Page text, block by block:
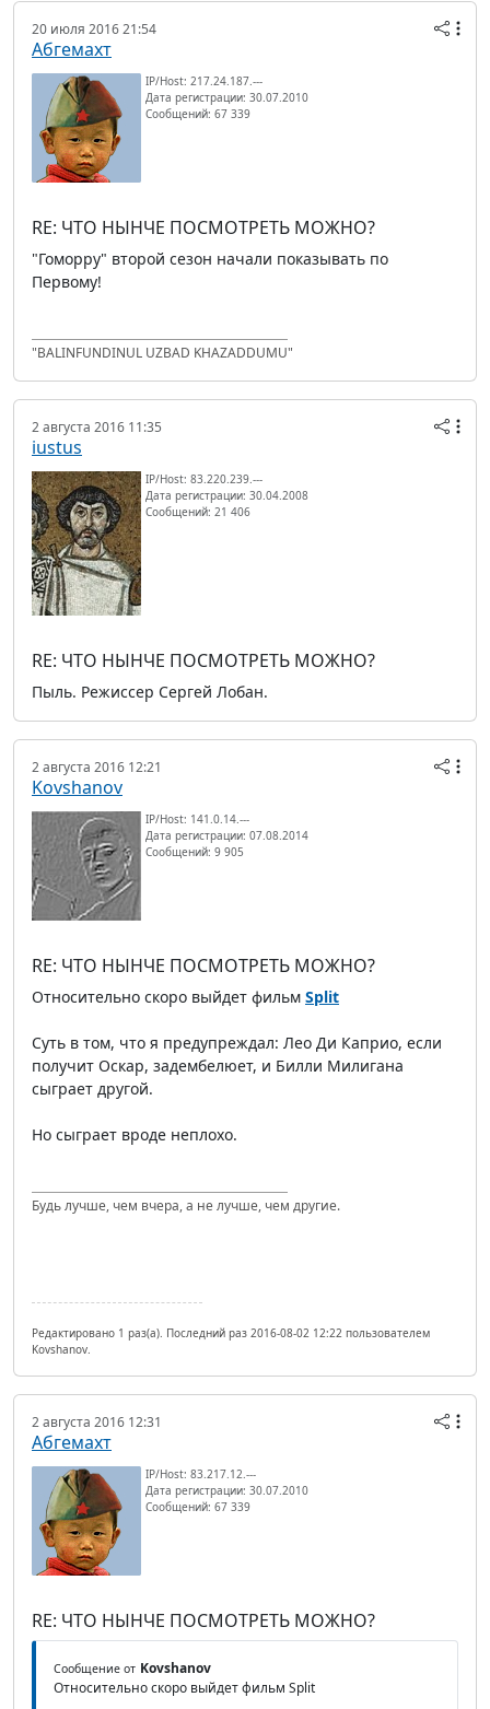
20 июля 2016 21:54
Абгемахт
IP/Host: 217.24.187.---
Дата регистрации: 30.07.2010
Сообщений: 67 339
RE: ЧТО НЫНЧЕ ПОСМОТРЕТЬ МОЖНО?
"Гоморру" второй сезон начали показывать по
Первому!
"BALINFUNDINUL UZBAD KHAZADDUMU"
2 августа 2016 11:35
iustus
IP/Host: 83.220.239.---
Дата регистрации: 30.04.2008
Сообщений: 21 406
RE: ЧТО НЫНЧЕ ПОСМОТРЕТЬ МОЖНО?
Пыль. Режиссер Сергей Лобан.
2 августа 2016 12:21
Kovshanov
IP/Host: 141.0.14.---
Дата регистрации: 07.08.2014
Сообщений: 9 905
RE: ЧТО НЫНЧЕ ПОСМОТРЕТЬ МОЖНО?
Относительно скоро выйдет фильм Split
Суть в том, что я предупреждал: Лео Ди Каприо, если
получит Оскар, задембелюет, и Билли Милигана
сыграет другой.
Но сыграет вроде неплохо.
Будь лучше, чем вчера, а не лучше, чем другие.
Редактировано 1 раз(а). Последний раз 2016-08-02 12:22 пользователем
Kovshanov.
2 августа 2016 12:31
Абгемахт
IP/Host: 83.217.12.---
Дата регистрации: 30.07.2010
Сообщений: 67 339
RE: ЧТО НЫНЧЕ ПОСМОТРЕТЬ МОЖНО?
Сообщение от Kovshanov
Относительно скоро выйдет фильм Split